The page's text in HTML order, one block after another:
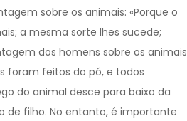
sobre os animais: «Porque o
a mesma sorte lhes sucede;
dos homens sobre os animais
foram feitos do pó, e todos
do animal desce para baixo da
de filho. No entanto, é importante